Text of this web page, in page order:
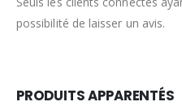
possibilité de laisser un avis.
PRODUITS APPARENTÉS